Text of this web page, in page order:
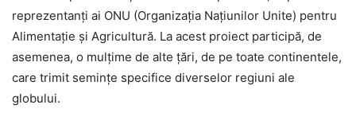
reprezentanţi ai ONU (Organizaţia Naţiunilor Unite) pentru
Alimentaţie şi Agricultură. La acest proiect participă, de
asemenea, o mulţime de alte ţări, de pe toate continentele,
care trimit seminţe specifice diverselor regiuni ale
globului.